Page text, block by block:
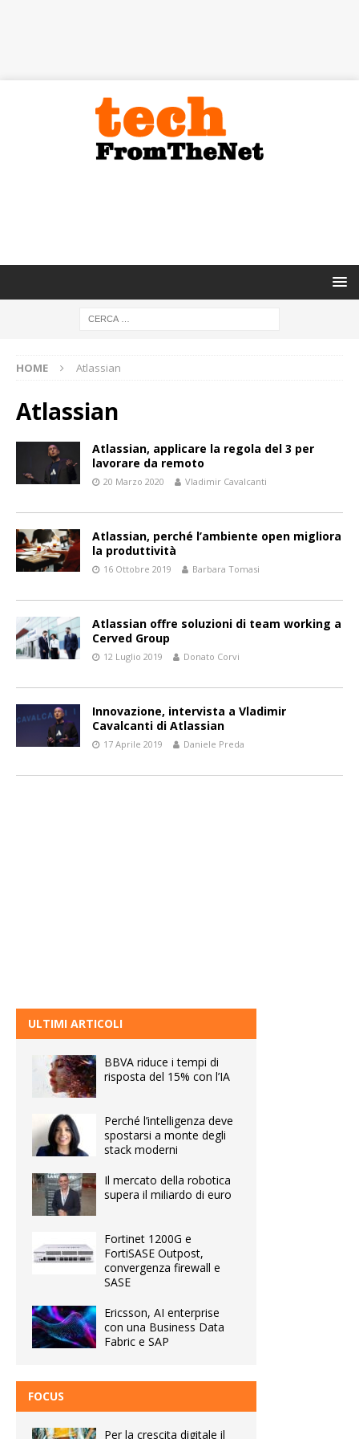
HOME Atlassian
Atlassian
Atlassian, applicare la regola del 3 per
lavorare da remoto
20 Marzo 2020 Vladimir Cavalcanti
Atlassian, perché l’ambiente open migliora
la produttività
16 Ottobre 2019 Barbara Tomasi
Atlassian offre soluzioni di team working a
Cerved Group
12 Luglio 2019 Donato Corvi
Innovazione, intervista a Vladimir
Cavalcanti di Atlassian
17 Aprile 2019 Daniele Preda
ULTIMI ARTICOLI
BBVA riduce i tempi di
risposta del 15% con l’IA
Perché l’intelligenza deve
spostarsi a monte degli
stack moderni
Il mercato della robotica
supera il miliardo di euro
Fortinet 1200G e
FortiSASE Outpost,
convergenza firewall e
SASE
Ericsson, AI enterprise
con una Business Data
Fabric e SAP
FOCUS
Per la crescita digitale il